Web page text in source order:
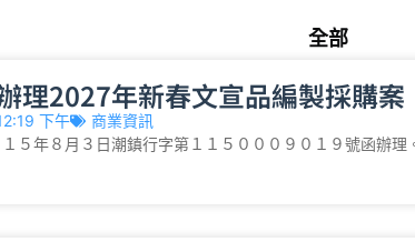
全部
理2027年新春文宣品編製採購案
下午
商業資訊
５年８月３日潮鎮行字第１１５０００９０１９號函辦